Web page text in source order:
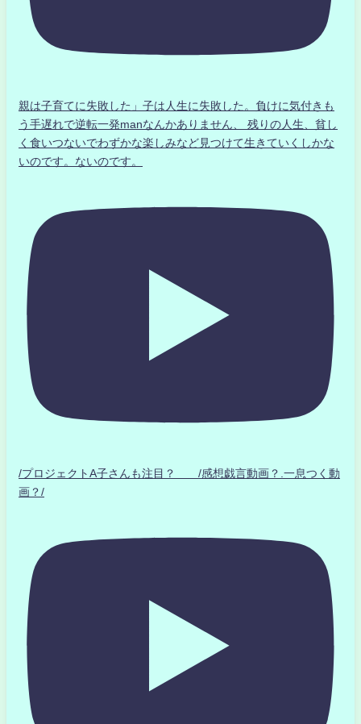
親は子育てに失敗した」子は人生に失敗した。負けに気付きも
う手遅れで逆転一発manなんかありません、 残りの人生、貧し
く食いつないでわずかな楽しみなど見つけて生きていくしかな
いのです。ないのです。
/プロジェクトA子さんも注目？ /感想戯言動画？.一息つく動
画？/